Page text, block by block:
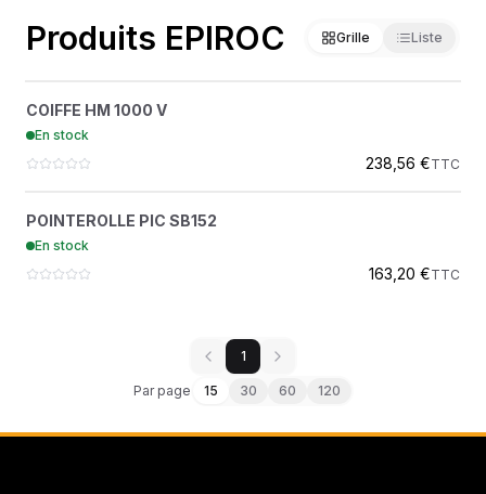
Produits EPIROC Grille Liste
COIFFE HM 1000 V
En stock
238,56 €TTC
3083342413
POINTEROLLE PIC SB152
En stock
163,20 €TTC
1
Par page 15 30 60 120